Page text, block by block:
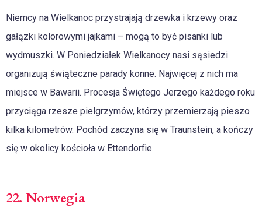
Niemcy na Wielkanoc przystrajają drzewka i krzewy oraz
gałązki kolorowymi jajkami – mogą to być pisanki lub
wydmuszki. W Poniedziałek Wielkanocy nasi sąsiedzi
organizują świąteczne parady konne. Najwięcej z nich ma
miejsce w Bawarii. Procesja Świętego Jerzego każdego roku
przyciąga rzesze pielgrzymów, którzy przemierzają pieszo
kilka kilometrów. Pochód zaczyna się w Traunstein, a kończy
się w okolicy kościoła w Ettendorfie.
22. Norwegia